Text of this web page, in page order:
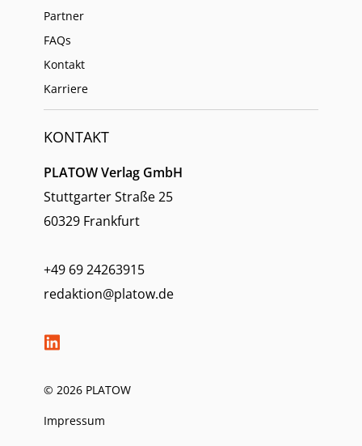
Partner
FAQs
Kontakt
Karriere
KONTAKT
PLATOW Verlag GmbH
Stuttgarter Straße 25
60329 Frankfurt
+49 69 24263915
redaktion@platow.de
© 2026 PLATOW
Impressum